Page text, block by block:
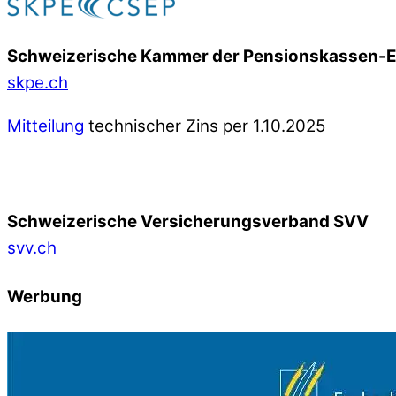
Schweizerische Kammer der Pensionskassen-
skpe.ch
Mitteilung technischer Zins per 1.10.2025
Schweizerische Versicherungsverband SVV
svv.ch
Werbung